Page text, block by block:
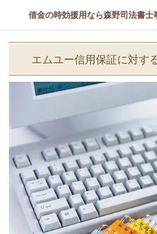
借金の時効援用なら森野司法書士
エムユー信用保証に対す